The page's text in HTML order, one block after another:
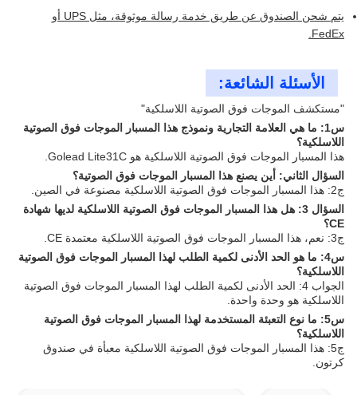
يتم شحن الصندوق عن طريق خدمة رسالة موثوقة، مثل UPS أو
FedEx.
الأسئلة الشائعة:
"مستكشف الموجات فوق الصوتية اللاسلكية"
س1: ما هي العلامة التجارية ونموذج هذا المسبار الموجات فوق الصوتية
اللاسلكية؟
هذا المسبار الموجات فوق الصوتية اللاسلكية هو Golead Lite31C.
السؤال الثاني: أين يصنع هذا المسبار الموجات فوق الصوتية؟
ج2: هذا المسبار الموجات فوق الصوتية اللاسلكية مصنوعة في الصين.
السؤال 3: هل هذا المسبار الموجات فوق الصوتية اللاسلكية لديها شهادة
CE؟
ج3: نعم، هذا المسبار الموجات فوق الصوتية اللاسلكية معتمدة CE.
س4: ما هو الحد الأدنى لكمية الطلب لهذا المسبار الموجات فوق الصوتية
اللاسلكية؟
الجواب 4: الحد الأدنى لكمية الطلب لهذا المسبار الموجات فوق الصوتية
اللاسلكية هو وحدة واحدة.
س5: ما نوع التعبئة المستخدمة لهذا المسبار الموجات فوق الصوتية
اللاسلكية؟
ج5: هذا المسبار الموجات فوق الصوتية اللاسلكية معبأة في صندوق
كرتون.